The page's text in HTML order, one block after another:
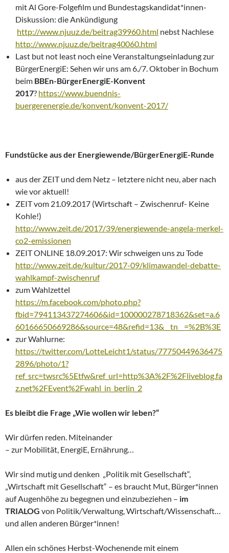
mit Al Gore-Folgefilm und Bundestagskandidat*innen-
Diskussion: die Ankündigung
http://www.njuuz.de/beitrag39960.html nebst Nachlese
http://www.njuuz.de/beitrag40060.html
Last but not least noch eine Veranstaltungseinladung zur
BürgerEnergiE: Sehen wir uns am 6./7. Oktober in Bochum
beim BBEn-BürgerEnergiE-Konvent
2017? https://www.buendnis-
buergerenergie.de/konvent/konvent-2017/
Fundstücke aus der Energiewende/BürgerEnergiE-Runde
aus der ZEIT und dem Netz – letztere nicht neu, aber nach
wie vor aktuell!
ZEIT vom 21.09.2017 (Wirtschaft – Zwischenruf- Keine
Kohle!)
http://www.zeit.de/2017/39/energiewende-angela-merkel-
co2-emissionen
ZEIT ONLINE 18.09.2017: Wir schweigen uns zu Tode
http://www.zeit.de/kultur/2017-09/klimawandel-debatte-
wahlkampf-zwischenruf
zum Wahlzettel
https://m.facebook.com/photo.php?
fbid=794113437274606&id=100000278718362&set=a.6
60166650669286&source=48&refid=13&__tn__=%2B%3E
zur Wahlurne:
https://twitter.com/LotteLeicht1/status/77750449636475
2896/photo/1?
ref_src=twsrc%5Etfw&ref_url=http%3A%2F%2Fliveblog.fa
z.net%2FEvent%2Fwahl_in_berlin_2
Es bleibt die Frage „Wie wollen wir leben?“
Wir dürfen reden. Miteinander
– zur Mobilität, EnergiE, Ernährung…
Wir sind mutig und denken „Politik mit Gesellschaft“,
„Wirtschaft mit Gesellschaft“ – es braucht Mut, Bürger*innen
auf Augenhöhe zu begegnen und einzubeziehen – im
TRIALOG von Politik/Verwaltung, Wirtschaft/Wissenschaft…
und allen anderen Bürger*innen!
Allen ein schönes Herbst-Wochenende mit einem